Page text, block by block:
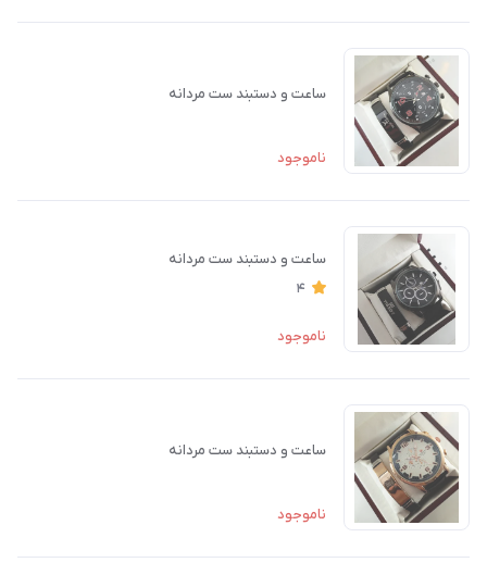
ساعت و دستبند ست مردانه
ناموجود
ساعت و دستبند ست مردانه
4
ناموجود
ساعت و دستبند ست مردانه
ناموجود